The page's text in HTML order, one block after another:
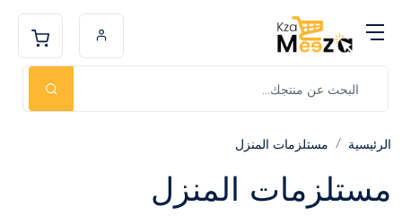
الرئيسية مستلزمات المنزل
مستلزمات المنزل